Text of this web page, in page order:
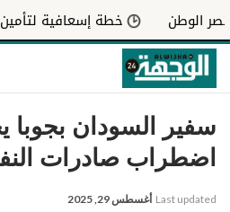
خطة إسعافية لتأمين المياه
سفير السودان بجوبا
اضطراب صادرات
Last updated أغسطس 29, 2025